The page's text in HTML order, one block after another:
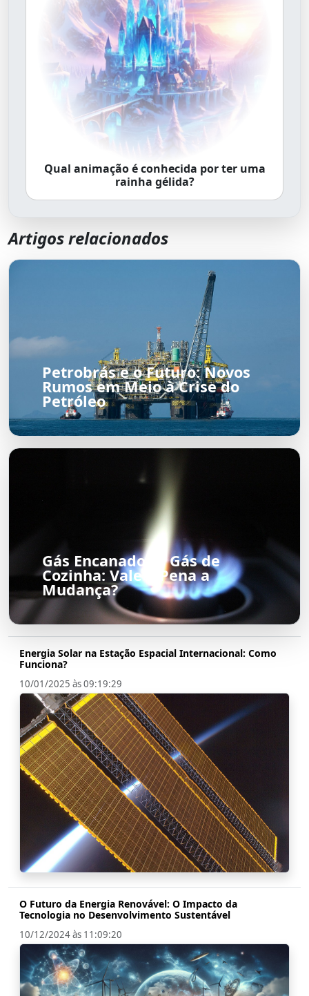
Qual animação é conhecida por ter uma
rainha gélida?
Artigos relacionados
Petrobrás e o Futuro: Novos
Rumos em Meio à Crise do
Petróleo
Gás Encanado vs Gás de
Cozinha: Vale a Pena a
Mudança?
Energia Solar na Estação Espacial Internacional: Como
Funciona?
10/01/2025 às 09:19:29
O Futuro da Energia Renovável: O Impacto da
Tecnologia no Desenvolvimento Sustentável
10/12/2024 às 11:09:20